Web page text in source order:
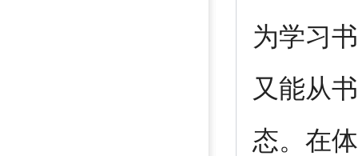
为学习
又能从
态。在